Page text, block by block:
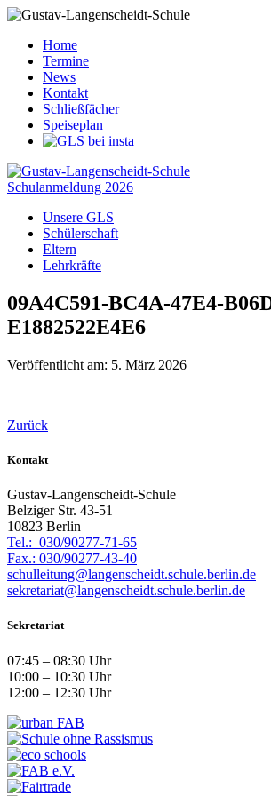
Home
Termine
News
Kontakt
Schließfächer
Speiseplan
Schulanmeldung 2026
Unsere GLS
Schülerschaft
Eltern
Lehrkräfte
09A4C591-BC4A-47E4-
E1882522E4E6
Veröffentlicht am: 5. März 2026
Zurück
Kontakt
Gustav-Langenscheidt-Schule
Belziger Str. 43-51
10823 Berlin
Tel.: 030/90277-71-65
Fax.: 030/90277-43-40
schulleitung@langenscheidt.schule.berlin.de
sekretariat@langenscheidt.schule.berlin.de
Sekretariat
07:45 – 08:30 Uhr
10:00 – 10:30 Uhr
12:00 – 12:30 Uhr